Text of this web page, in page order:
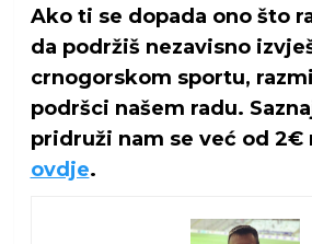
Ako ti se dopada ono što
da podržiš nezavisno
crnogorskom sportu,
podršci našem radu.
pridruži nam se već od 2€
ovdje.